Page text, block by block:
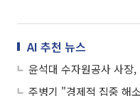
AI 추천 뉴스